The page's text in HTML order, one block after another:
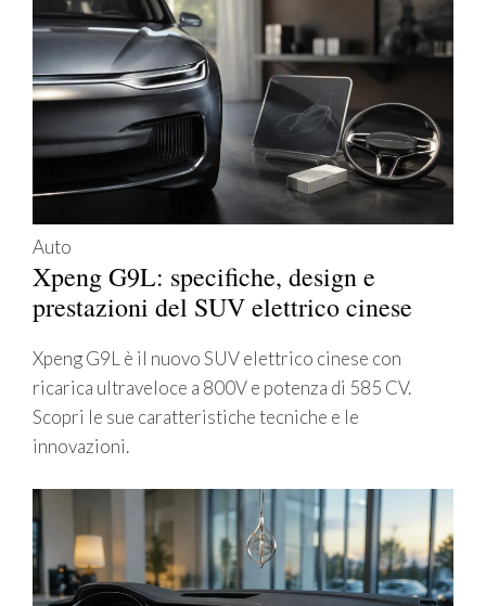
Auto
Xpeng G9L: specifiche, design e
prestazioni del SUV elettrico cinese
Xpeng G9L è il nuovo SUV elettrico cinese con
ricarica ultraveloce a 800V e potenza di 585 CV.
Scopri le sue caratteristiche tecniche e le
innovazioni.